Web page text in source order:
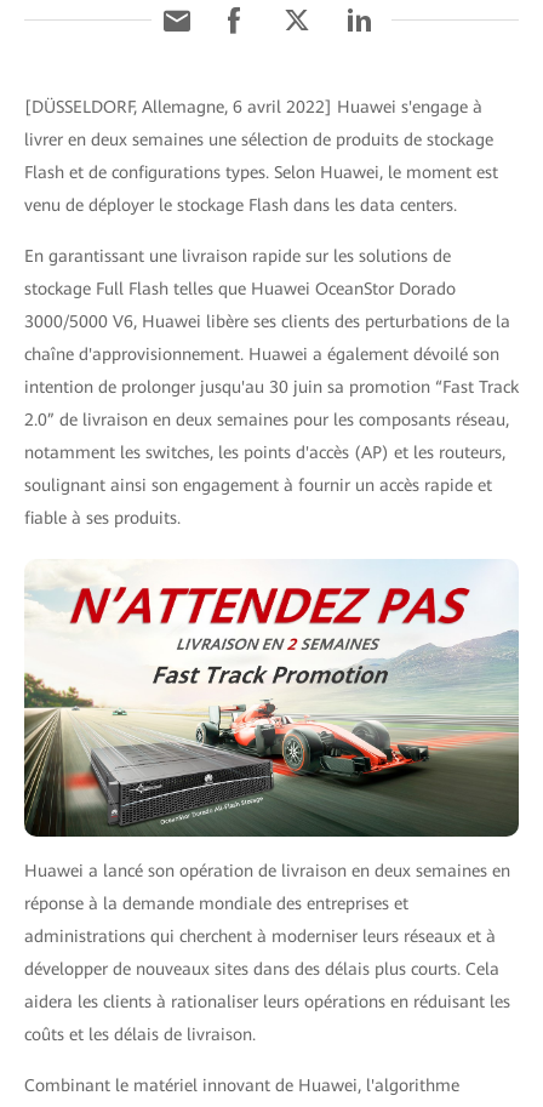
[DÜSSELDORF, Allemagne, 6 avril 2022] Huawei s'engage à
livrer en deux semaines une sélection de produits de stockage
Flash et de configurations types. Selon Huawei, le moment est
venu de déployer le stockage Flash dans les data centers.
En garantissant une livraison rapide sur les solutions de
stockage Full Flash telles que Huawei OceanStor Dorado
3000/5000 V6, Huawei libère ses clients des perturbations de la
chaîne d'approvisionnement. Huawei a également dévoilé son
intention de prolonger jusqu'au 30 juin sa promotion “Fast Track
2.0” de livraison en deux semaines pour les composants réseau,
notamment les switches, les points d'accès (AP) et les routeurs,
soulignant ainsi son engagement à fournir un accès rapide et
fiable à ses produits.
Huawei a lancé son opération de livraison en deux semaines en
réponse à la demande mondiale des entreprises et
administrations qui cherchent à moderniser leurs réseaux et à
développer de nouveaux sites dans des délais plus courts. Cela
aidera les clients à rationaliser leurs opérations en réduisant les
coûts et les délais de livraison.
Combinant le matériel innovant de Huawei, l'algorithme